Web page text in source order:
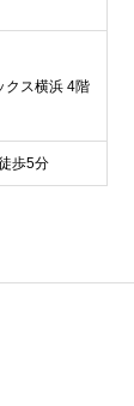
クス横浜 4階
歩5分